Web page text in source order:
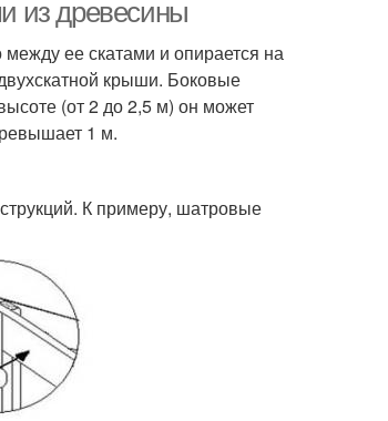
из древесины
ее скатами и опирается на
крыши. Боковые
(от 2 до 2,5 м) он может
1 м.
К примеру, шатровые